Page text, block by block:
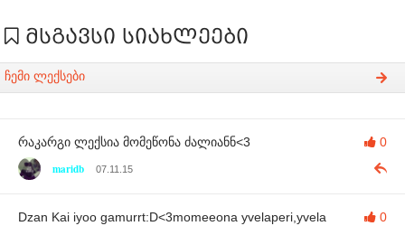
მსგავსი სიახლეები
ჩემი ლექსები
0
რაკარგი ლექსია მომეწონა ძალიანნ<3
maridb 07.11.15
0
Dzan Kai iyoo gamurrt:D<3momeeona yvelaperi,yvela